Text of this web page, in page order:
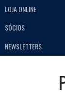
LOJA ONLINE
SÓCIOS
NEWSLETTERS